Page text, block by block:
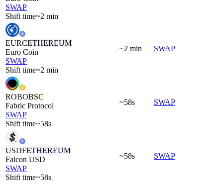
SWAP
Shift time~2 min
EURCETHEREUM
Euro Coin
SWAP
Shift time~2 min
~2 min SWAP
ROBOBSC
Fabric Protocol
SWAP
Shift time~58s
~58s SWAP
USDFETHEREUM
Falcon USD
SWAP
Shift time~58s
~58s SWAP